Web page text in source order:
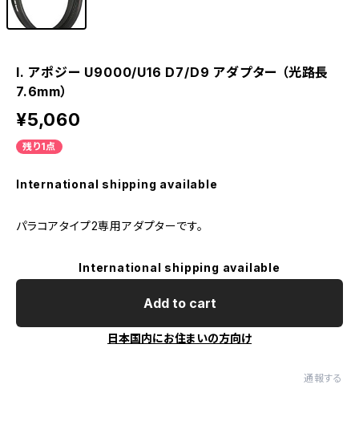
I. アポジー U9000/U16 D7/D9 アダプター （光路長
7.6mm）
¥5,060
残り1点
International shipping available
パラコアタイプ2専用アダプターです。
International shipping available
Add to cart
日本国内にお住まいの方向け
通報する